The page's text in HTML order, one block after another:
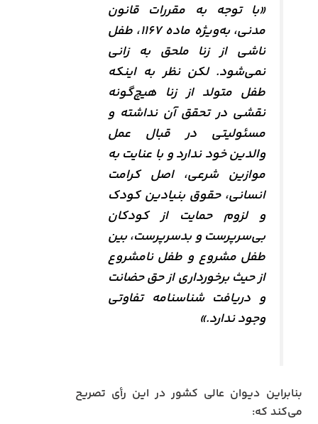
«با توجه به مقررات قانون
مدنی، به‌ویژه ماده ۱۱۶۷، طفل
ناشی از زنا ملحق به زانی
نمی‌شود. لکن نظر به اینکه
طفل متولد از زنا هیچ‌گونه
نقشی در تحقق آن نداشته و
مسئولیتی در قبال عمل
والدین خود ندارد و با عنایت به
موازین شرعی، اصل کرامت
انسانی، حقوق بنیادین کودک
و لزوم حمایت از کودکان
بی‌سرپرست و بدسرپرست، بین
طفل مشروع و طفل نامشروع
از حیث برخورداری از حق حضانت
و دریافت شناسنامه تفاوتی
وجود ندارد.»
بنابراین دیوان عالی کشور در این رأی تصریح
می‌کند که: